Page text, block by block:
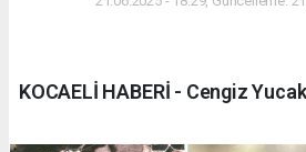
KOCAELİ HABERİ - Cengiz Yucak